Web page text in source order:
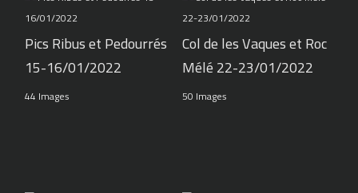
Pics Ribus et Pedourrés
15-16/01/2022
44 Images
Col de les Vaques et Roc
Mélé 22-23/01/2022
50 Images